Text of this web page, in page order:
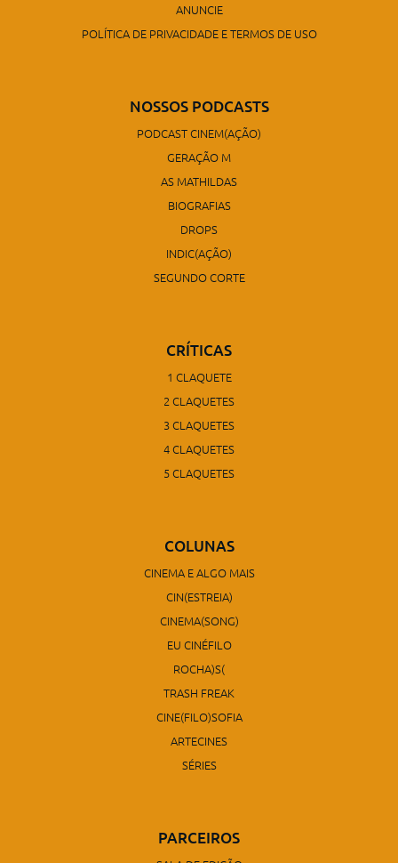
ANUNCIE
POLÍTICA DE PRIVACIDADE E TERMOS DE USO
NOSSOS PODCASTS
PODCAST CINEM(AÇÃO)
GERAÇÃO M
AS MATHILDAS
BIOGRAFIAS
DROPS
INDIC(AÇÃO)
SEGUNDO CORTE
CRÍTICAS
1 CLAQUETE
2 CLAQUETES
3 CLAQUETES
4 CLAQUETES
5 CLAQUETES
COLUNAS
CINEMA E ALGO MAIS
CIN(ESTREIA)
CINEMA(SONG)
EU CINÉFILO
ROCHA)S(
TRASH FREAK
CINE(FILO)SOFIA
ARTECINES
SÉRIES
PARCEIROS